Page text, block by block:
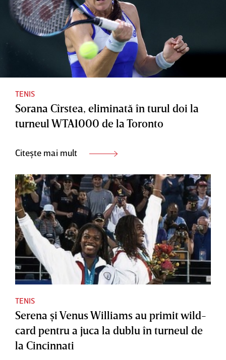
TENIS
Sorana Cîrstea, eliminată în turul doi la
turneul WTA1000 de la Toronto
Citește mai mult
TENIS
Serena şi Venus Williams au primit wild-
card pentru a juca la dublu în turneul de
la Cincinnati